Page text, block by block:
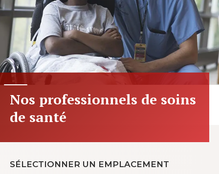
Nos professionnels de soins
de santé
SÉLECTIONNER UN EMPLACEMENT